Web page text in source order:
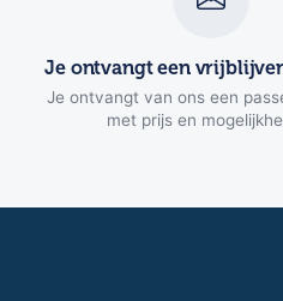
Je ontvangt een
Je ontvangt van ons een
met prijs en